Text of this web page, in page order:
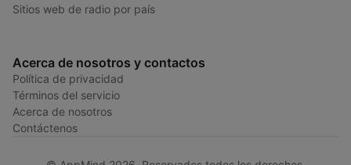
Sitios web de radio por país
Acerca de nosotros y contactos
Política de privacidad
Términos del servicio
Acerca de nosotros
Contáctenos